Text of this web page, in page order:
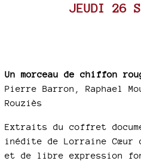
JEUDI 26
Un morceau de chiffon
Pierre Barron, Raphael
Rouziès
Extraits du coffret
inédite de Lorraine
et de libre expression